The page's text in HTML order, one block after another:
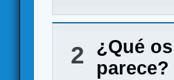
2 ¿Qué
parece?